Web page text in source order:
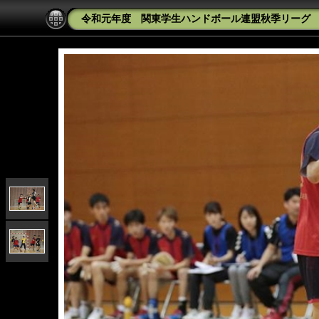
令和元年度 関東学生ハンドボール連盟秋季リー